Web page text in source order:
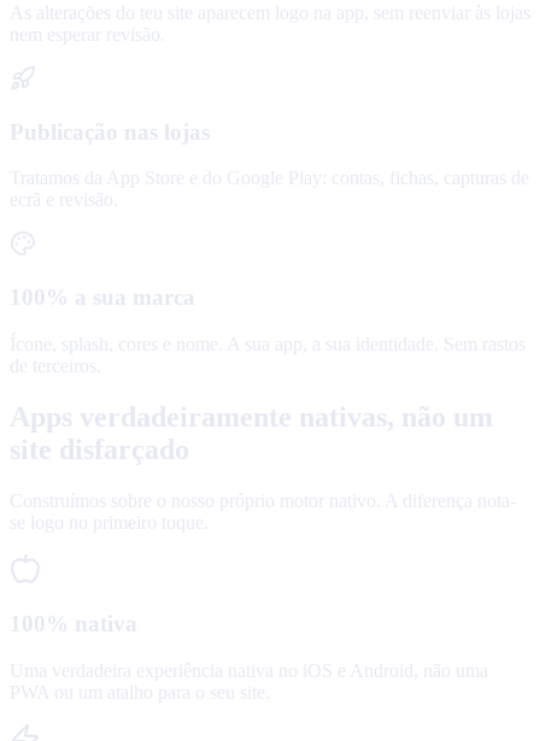
As alterações do teu site aparecem logo na app, sem reenviar às lojas
nem esperar revisão.
Publicação nas lojas
Tratamos da App Store e do Google Play: contas, fichas, capturas de
ecrã e revisão.
100% a sua marca
Ícone, splash, cores e nome. A sua app, a sua identidade. Sem rastos
de terceiros.
Apps verdadeiramente nativas, não um
site disfarçado
Construímos sobre o nosso próprio motor nativo. A diferença nota-
se logo no primeiro toque.
100% nativa
Uma verdadeira experiência nativa no iOS e Android, não uma
PWA ou um atalho para o seu site.